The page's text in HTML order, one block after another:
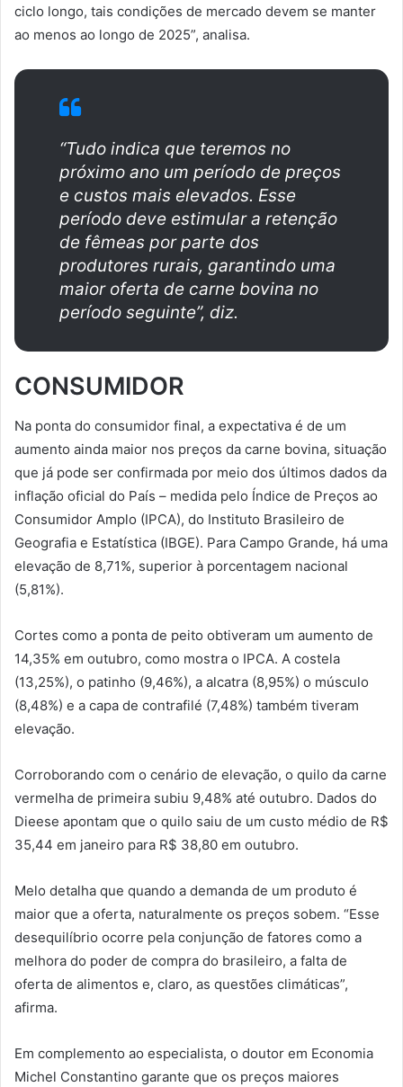
ciclo longo, tais condições de mercado devem se manter
ao menos ao longo de 2025”, analisa.
“Tudo indica que teremos no
próximo ano um período de preços
e custos mais elevados. Esse
período deve estimular a retenção
de fêmeas por parte dos
produtores rurais, garantindo uma
maior oferta de carne bovina no
período seguinte”, diz.
CONSUMIDOR
Na ponta do consumidor final, a expectativa é de um
aumento ainda maior nos preços da carne bovina, situação
que já pode ser confirmada por meio dos últimos dados da
inflação oficial do País – medida pelo Índice de Preços ao
Consumidor Amplo (IPCA), do Instituto Brasileiro de
Geografia e Estatística (IBGE). Para Campo Grande, há uma
elevação de 8,71%, superior à porcentagem nacional
(5,81%).
Cortes como a ponta de peito obtiveram um aumento de
14,35% em outubro, como mostra o IPCA. A costela
(13,25%), o patinho (9,46%), a alcatra (8,95%) o músculo
(8,48%) e a capa de contrafilé (7,48%) também tiveram
elevação.
Corroborando com o cenário de elevação, o quilo da carne
vermelha de primeira subiu 9,48% até outubro. Dados do
Dieese apontam que o quilo saiu de um custo médio de R$
35,44 em janeiro para R$ 38,80 em outubro.
Melo detalha que quando a demanda de um produto é
maior que a oferta, naturalmente os preços sobem. “Esse
desequilíbrio ocorre pela conjunção de fatores como a
melhora do poder de compra do brasileiro, a falta de
oferta de alimentos e, claro, as questões climáticas”,
afirma.
Em complemento ao especialista, o doutor em Economia
Michel Constantino garante que os preços maiores